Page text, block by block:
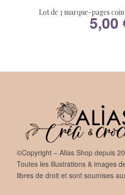
Lot de 3 marque-pages
5,00
©Copyright – Alias Shop depuis
Toutes les illustrations & images
libres de droit et sont soumises